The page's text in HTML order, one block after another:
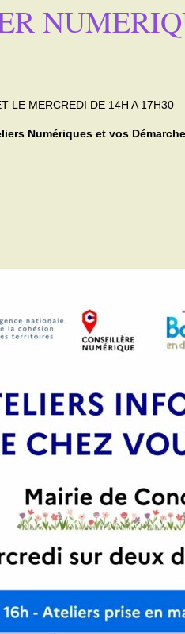
LE MERCREDI DE 14H A 17H30
Numériques et vos